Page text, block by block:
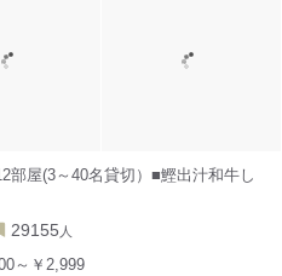
部屋(3～40名貸切）■鰹出汁和牛し
29155 人
～￥2,999